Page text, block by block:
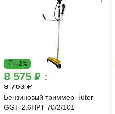
-2%
8 575 ₽
8 763 ₽
Бензиновый триммер Huter
GGT-2,6HPT 70/2/101